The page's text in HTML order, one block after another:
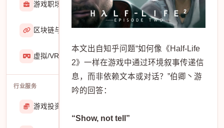
游戏职场 2929
区块链与游戏
虚拟/VR/AR
行业服务
游戏投资交易
本文出自知乎问题“如何像《Half-Life
2》一样在游戏中通过环境叙事传递信
息，而非依赖文本或对话？”伯卿丶游
吟的回答：
“Show, not tell”